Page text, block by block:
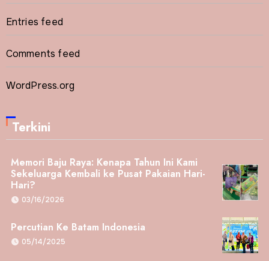
Entries feed
Comments feed
WordPress.org
Terkini
Memori Baju Raya: Kenapa Tahun Ini Kami
Sekeluarga Kembali ke Pusat Pakaian Hari-
Hari?
03/16/2026
Percutian Ke Batam Indonesia
05/14/2025